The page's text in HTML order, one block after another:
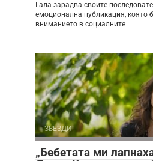
Гала зарадва своите
емоционална публикация, която
вниманието в социалните
ЗВЕЗДИ
„Бебетата ми